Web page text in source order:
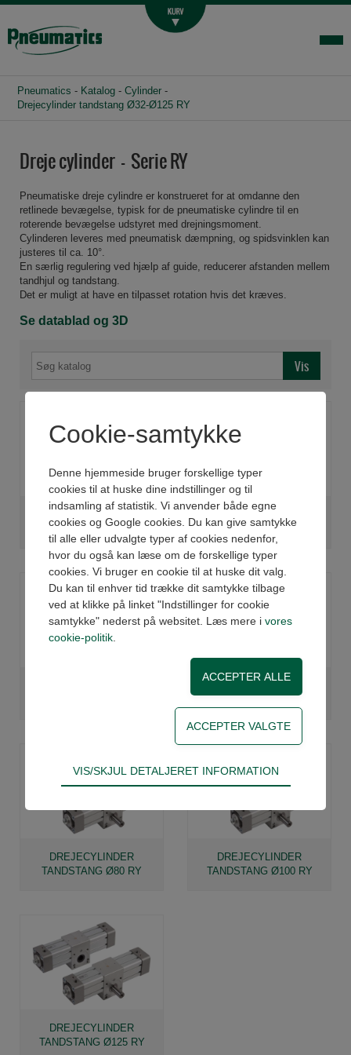
Fittings og slange
Handelsbetingelser
Om os
Kontakt
Login-infocenter
Pneumatics - Katalog - Cylinder -
Drejecylinder tandstang Ø32-Ø125 RY
Dreje cylinder - Serie RY
Pneumatiske dreje cylindre er konstrueret for at omdanne den
retlinede bevægelse, typisk for de pneumatiske cylindre til en
roterende bevægelse udstyret med drejningsmoment.
Cylinderen leveres med pneumatisk dæmpning, og spidsvinklen kan
justeres til ca. 10°.
En særlig regulering ved hjælp af guide, reducerer afstanden mellem
tandhjul og tandstang.
Det er muligt at have en tilpasset rotation hvis det kræves.
Se datablad og 3D
DREJECYLINDER
TANDSTANG Ø32 RY
DREJECYLINDER
TANDSTANG Ø40 RY
DREJECYLINDER
TANDSTANG Ø80 RY
DREJECYLINDER
TANDSTANG Ø100 RY
DREJECYLINDER
TANDSTANG Ø125 RY
Cookie-samtykke
Denne hjemmeside bruger forskellige typer
cookies til at huske dine indstillinger og til
indsamling af statistik. Vi anvender både egne
cookies og Google cookies. Du kan give samtykke
til alle eller udvalgte typer af cookies nedenfor,
hvor du også kan læse om de forskellige typer
cookies. Vi bruger en cookie til at huske dit valg.
Du kan til enhver tid trække dit samtykke tilbage
ved at klikke på linket "Indstillinger for cookie
samtykke" nederst på websitet. Læs mere i vores
cookie-politik
Teknisk
Tekniske cookies er nødvendige for hjemmesidens
adgangskontrol samt indkøbskurv og kan derfor
ikke fravælges.
Statistik
hjemmeside. Fx ved at indsamle besøgsstatistik
om antal besøg og hvordan hjemmesiden bruges.
VIS/SKJUL DETALJERET INFORMATION